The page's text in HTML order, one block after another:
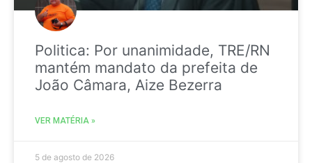
Politica: Por unanimidade, TRE/RN
mantém mandato da prefeita de
João Câmara, Aize Bezerra
VER MATÉRIA »
5 de agosto de 2026